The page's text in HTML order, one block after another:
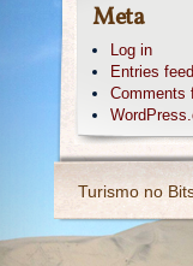
Meta
Log in
Entries feed
Comments
Turismo no